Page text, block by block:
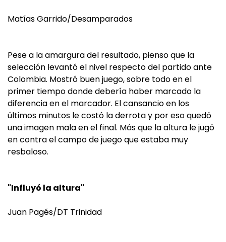
Matías Garrido/Desamparados
Pese a la amargura del resultado, pienso que la
selección levantó el nivel respecto del partido ante
Colombia. Mostró buen juego, sobre todo en el
primer tiempo donde debería haber marcado la
diferencia en el marcador. El cansancio en los
últimos minutos le costó la derrota y por eso quedó
una imagen mala en el final. Más que la altura le jugó
en contra el campo de juego que estaba muy
resbaloso.
"Influyó la altura"
Juan Pagés/DT Trinidad